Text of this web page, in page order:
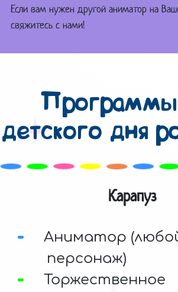
Если вам нужен другой аниматор на
свяжитесь с нами!
детского дня
Карапуз
Аниматор
персонаж)
Торжественное